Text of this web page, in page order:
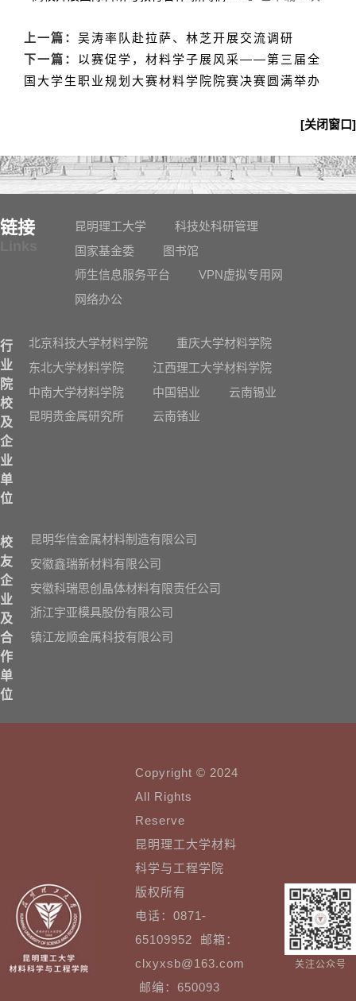
上一篇： 吴涛率队赴拉萨、林芝开展交流调研
下一篇： 以赛促学，材料学子展风采——第三届全
国大学生职业规划大赛材料学院院赛决赛圆满举办
[关闭窗口]
链接 昆明理工大学
科技处科研管理
国家基金委
图书馆
师生信息服务平台
VPN虚拟专用网
网络办公
行
业
院
校
及
企
业
单
位
北京科技大学材料学院
重庆大学材料学院
东北大学材料学院
江西理工大学材料学院
中南大学材料学院
中国铝业
云南锡业
昆明贵金属研究所
云南锗业
校
友
企
业
及
合
作
单
位
昆明华信金属材料制造有限公司
安徽鑫瑞新材料有限公司
安徽科瑞思创晶体材料有限责任公司
浙江宇亚模具股份有限公司
镇江龙顺金属科技有限公司
Copyright © 2024
All Rights
Reserve
昆明理工大学材料
科学与工程学院
版权所有
电话：0871-
65109952 邮箱：
clxyxsb@163.com
邮编：650093
关注公众号